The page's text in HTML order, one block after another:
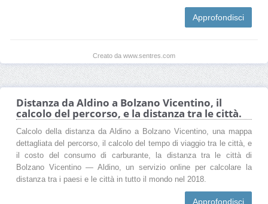
Approfondisci
Creato da www.sentres.com
Distanza da Aldino a Bolzano Vicentino, il
calcolo del percorso, e la distanza tra le città.
Calcolo della distanza da Aldino a Bolzano Vicentino, una mappa
dettagliata del percorso, il calcolo del tempo di viaggio tra le città, e
il costo del consumo di carburante, la distanza tra le città di
Bolzano Vicentino — Aldino, un servizio online per calcolare la
distanza tra i paesi e le città in tutto il mondo nel 2018.
Approfondisci